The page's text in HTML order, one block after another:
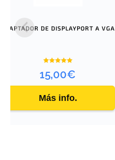
ADAPTADOR DE DISPLAYPORT A VGA
con
5.00
15,00€
Más info.